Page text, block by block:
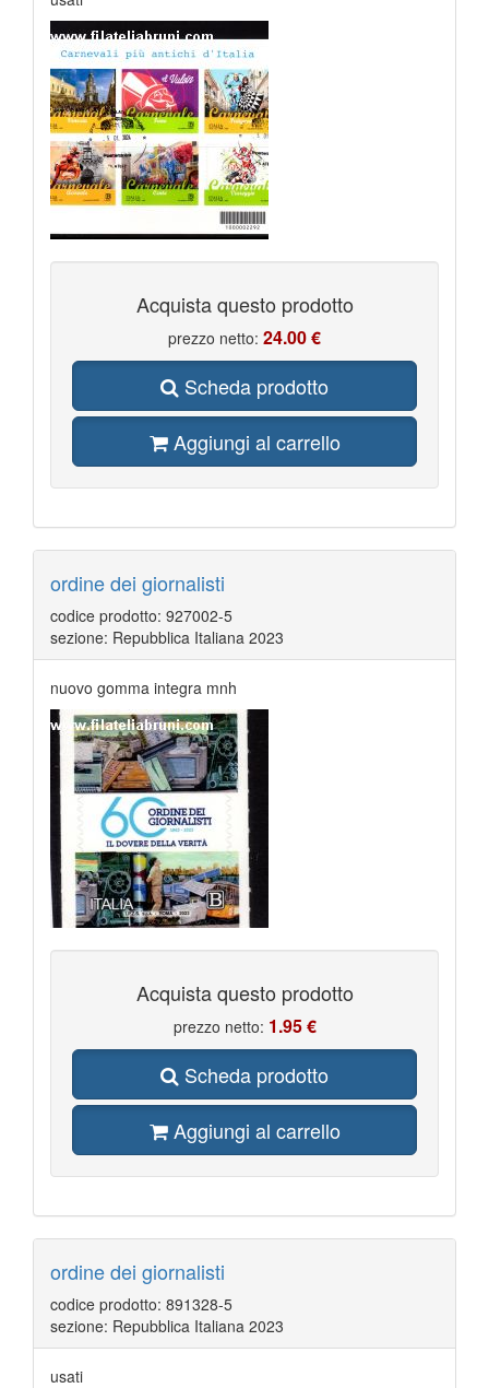
Acquista questo prodotto
prezzo netto: 24.00 €
Scheda prodotto
Aggiungi al carrello
ordine dei giornalisti
codice prodotto: 927002-5
sezione: Repubblica Italiana 2023
nuovo gomma integra mnh
Acquista questo prodotto
prezzo netto: 1.95 €
Scheda prodotto
Aggiungi al carrello
ordine dei giornalisti
codice prodotto: 891328-5
sezione: Repubblica Italiana 2023
usati